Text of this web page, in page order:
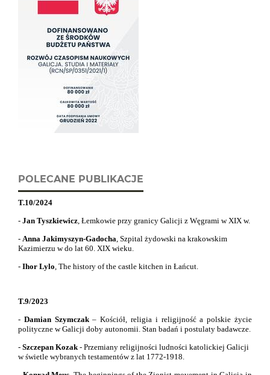
POLECANE PUBLIKACJE
T.10/2024
- Jan Tyszkiewicz, Łemkowie przy granicy Galicji z Węgrami w XIX w.
- Anna Jakimyszyn-Gadocha, Szpital żydowski na krakowskim
Kazimierzu w do lat 60. XIX wieku.
- Ihor Lylo, The history of the castle kitchen in Łańcut.
T.9/2023
- Damian Szymczak– Kościół, religia i religijność a polskie życie
polityczne w Galicji doby autonomii. Stan badań i postulaty badawcze.
- Szczepan Kozak- Przemiany religijności ludności katolickiej Galicji
w świetle wybranych testamentów z lat 1772-1918.